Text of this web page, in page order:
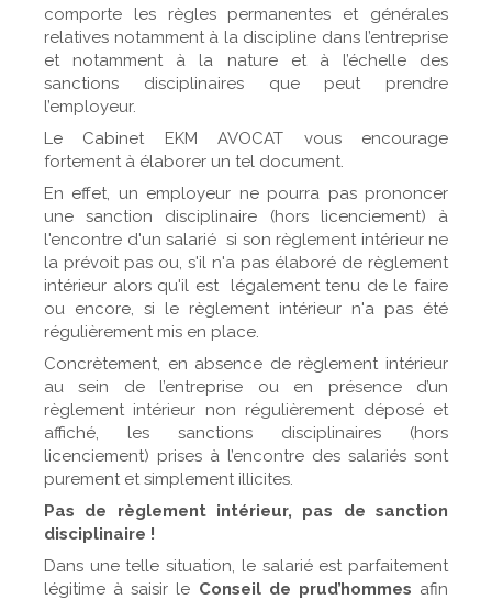
comporte les règles permanentes et générales
relatives notamment à la discipline dans l’entreprise
et notamment à la nature et à l’échelle des
sanctions disciplinaires que peut prendre
l’employeur.
Le Cabinet EKM AVOCAT vous encourage
fortement à élaborer un tel document.
En effet, un employeur ne pourra pas prononcer
une sanction disciplinaire (hors licenciement) à
l'encontre d'un salarié si son règlement intérieur ne
la prévoit pas ou, s'il n'a pas élaboré de règlement
intérieur alors qu'il est légalement tenu de le faire
ou encore, si le règlement intérieur n'a pas été
régulièrement mis en place.
Concrètement, en absence de règlement intérieur
au sein de l’entreprise ou en présence d’un
règlement intérieur non régulièrement déposé et
affiché, les sanctions disciplinaires (hors
licenciement) prises à l’encontre des salariés sont
purement et simplement illicites.
Pas de règlement intérieur, pas de sanction
disciplinaire !
Dans une telle situation, le salarié est parfaitement
légitime à saisir le Conseil de prud’hommes afin